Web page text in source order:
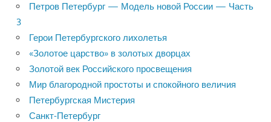
Петров Петербург — Модель новой России — Часть
3
Герои Петербургского лихолетья
«Золотое царство» в золотых дворцах
Золотой век Российского просвещения
Мир благородной простоты и спокойного величия
Петербургская Мистерия
Санкт-Петербург